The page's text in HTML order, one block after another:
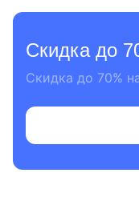
Скидка до
Скидка до 70%